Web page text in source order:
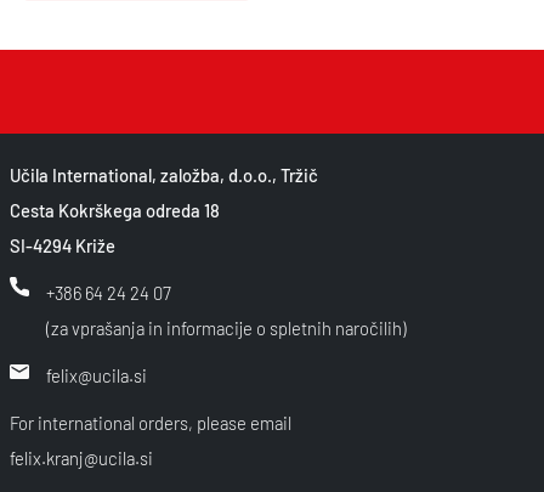
Učila International, založba, d.o.o., Tržič
Cesta Kokrškega odreda 18
SI-4294 Križe
+386 64 24 24 07
(za vprašanja in informacije o spletnih naročilih)
felix@ucila.si
For international orders, please email
felix.kranj@ucila.si